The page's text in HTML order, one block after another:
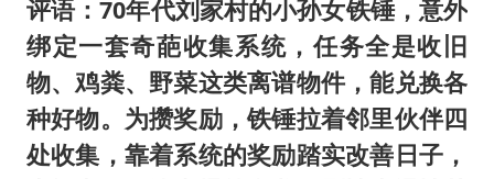
评语：70年代刘家村的小孙女铁锤，意外
绑定一套奇葩收集系统，任务全是收旧
物、鸡粪、野菜这类离谱物件，能兑换各
种好物。为攒奖励，铁锤拉着邻里伙伴四
处收集，靠着系统的奖励踏实改善日子，